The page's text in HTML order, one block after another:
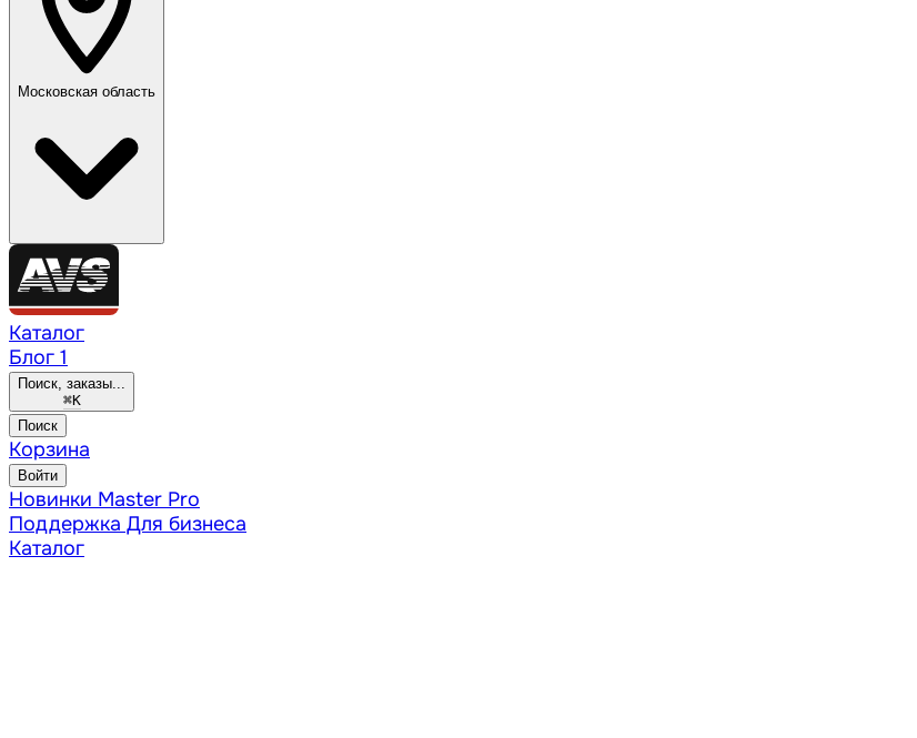
Московская область
Каталог
Блог 1
Поиск, заказы...
⌘K
Поиск
Корзина
Войти
Новинки Master Pro
Поддержка Для бизнеса
Каталог